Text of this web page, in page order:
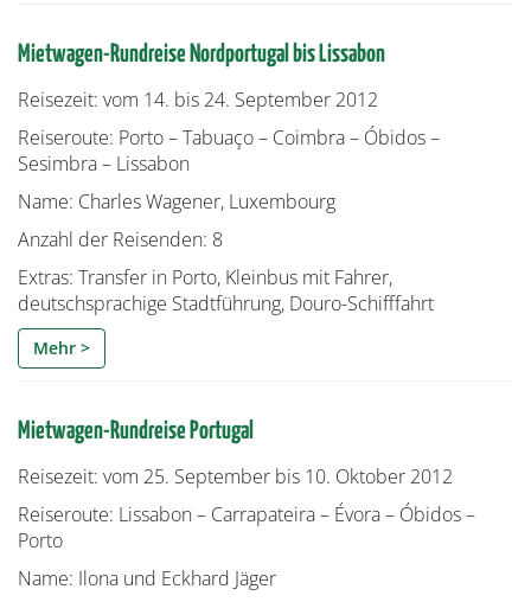
Mietwagen-Rundreise Nordportugal bis Lissabon
Reisezeit: vom 14. bis 24. September 2012
Reiseroute: Porto – Tabuaço – Coimbra – Óbidos –
Sesimbra – Lissabon
Name: Charles Wagener, Luxembourg
Anzahl der Reisenden: 8
Extras: Transfer in Porto, Kleinbus mit Fahrer,
deutschsprachige Stadtführung, Douro-Schifffahrt
Mehr >
Mietwagen-Rundreise Portugal
Reisezeit: vom 25. September bis 10. Oktober 2012
Reiseroute: Lissabon – Carrapateira – Évora – Óbidos –
Porto
Name: Ilona und Eckhard Jäger